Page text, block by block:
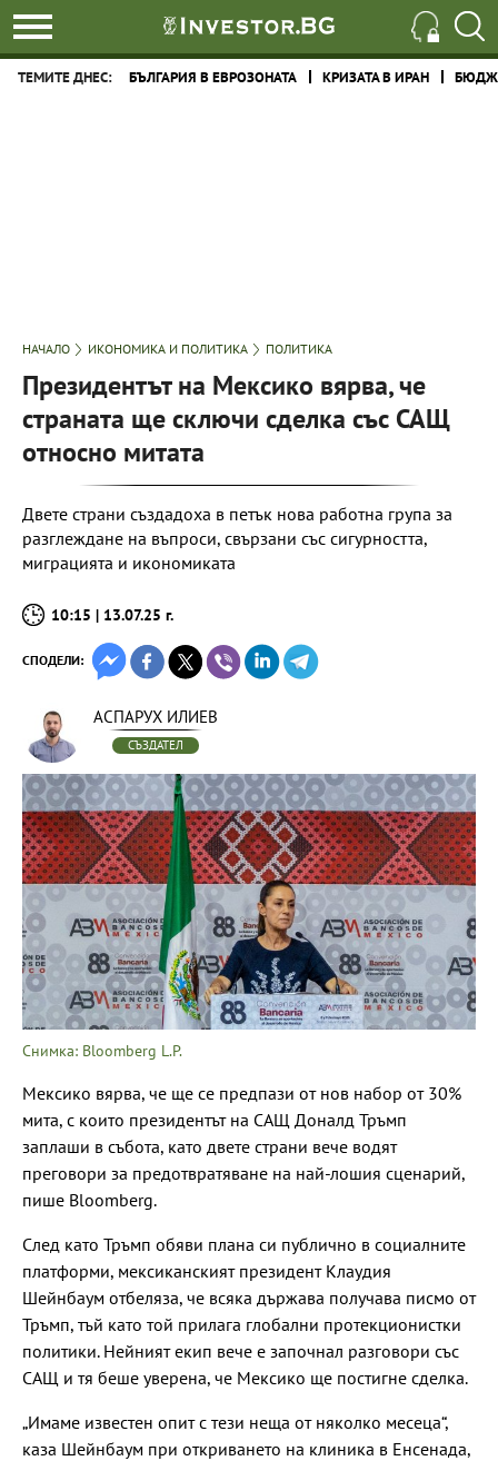
ТЕМИТЕ ДНЕС: БЪЛГАРИЯ В ЕВРОЗОНАТА КРИЗАТА В ИРАН
НАЧАЛО ИКОНОМИКА И ПОЛИТИКА ПОЛИТИКА
Президентът на Мексико вярва, че
страната ще сключи сделка със САЩ
относно митата
Двете страни създадоха в петък нова работна група за
разглеждане на въпроси, свързани със сигурността,
миграцията и икономиката
10:15 | 13.07.25 г.
СПОДЕЛИ:
АСПАРУХ ИЛИЕВ
СЪЗДАТЕЛ
Снимка: Bloomberg L.P.
Мексико вярва, че ще се предпази от нов набор от 30%
мита, с които президентът на САЩ Доналд Тръмп
заплаши в събота, като двете страни вече водят
преговори за предотвратяване на най-лошия сценарий,
пише Bloomberg.
След като Тръмп обяви плана си публично в социалните
платформи, мексиканският президент Клаудия
Шейнбаум отбеляза, че всяка държава получава писмо от
Тръмп, тъй като той прилага глобални протекционистки
политики. Нейният екип вече е започнал разговори със
САЩ и тя беше уверена, че Мексико ще постигне сделка.
„Имаме известен опит с тези неща от няколко месеца“,
каза Шейнбаум при откриването на клиника в Енсенада,